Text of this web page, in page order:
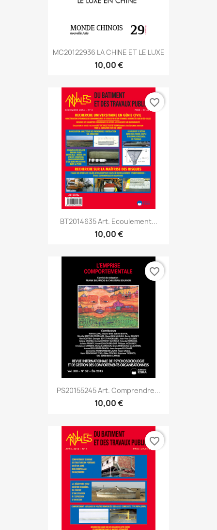
MC20122936 LA CHINE ET LE LUXE
10,00 €
BT2014635 Art. Ecoulement...
10,00 €
favorite_border
PS20155245 Art. Comprendre...
10,00 €
favorite_border
favorite_border